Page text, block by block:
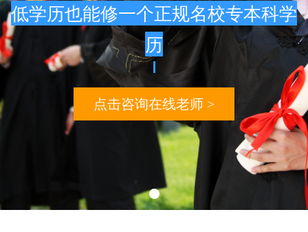
低学历也能修一个正规名校专本科学
历
点击咨询在线老师 >